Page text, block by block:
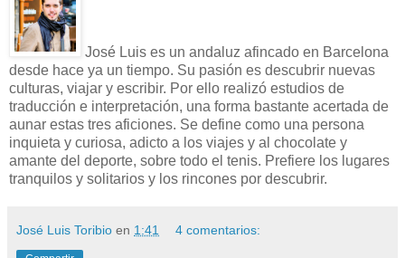
José Luis es un andaluz afincado en Barcelona
desde hace ya un tiempo. Su pasión es descubrir nuevas
culturas, viajar y escribir. Por ello realizó estudios de
traducción e interpretación, una forma bastante acertada de
aunar estas tres aficiones. Se define como una persona
inquieta y curiosa, adicto a los viajes y al chocolate y
amante del deporte, sobre todo el tenis. Prefiere los lugares
tranquilos y solitarios y los rincones por descubrir.
José Luis Toribio en 1:41 4 comentarios: